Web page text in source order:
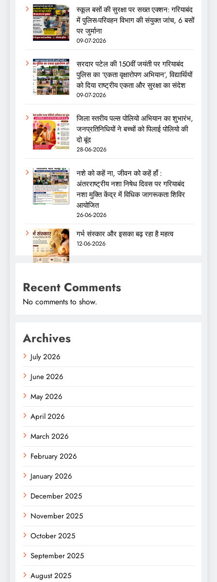
स्कूल बसों की सुरक्षा पर सख्त एक्शन: गरियाबंद
में पुलिस-परिवहन विभाग की संयुक्त जांच, 6 बसों
पर जुर्माना
09-07-2026
सरदार पटेल की 150वीं जयंती पर गरियाबंद
पुलिस का ‘एकता वृक्षारोपण अभियान’, विद्यार्थियों
को दिया राष्ट्रीय एकता और सुरक्षा का संदेश
09-07-2026
जिला स्तरीय पल्स पोलियो अभियान का शुभारंभ,
जनप्रतिनिधियों ने बच्चों को पिलाई पोलियो की
दो बूंद
28-06-2026
नशे को कहें ना, जीवन को कहें हाँ :
अंतरराष्ट्रीय नशा निषेध दिवस पर गरियाबंद
नशा मुक्ति केंद्र में विधिक जागरूकता शिविर
आयोजित
26-06-2026
गर्भ संस्कार और इसका बढ़ रहा है महत्व
12-06-2026
Recent Comments
No comments to show.
Archives
July 2026
June 2026
May 2026
April 2026
March 2026
February 2026
January 2026
December 2025
November 2025
October 2025
September 2025
August 2025